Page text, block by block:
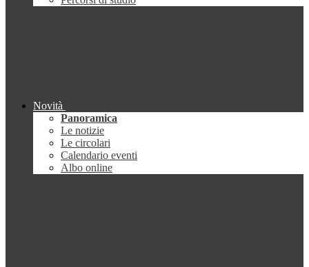
Novità
Panoramica
Le notizie
Le circolari
Calendario eventi
Albo online